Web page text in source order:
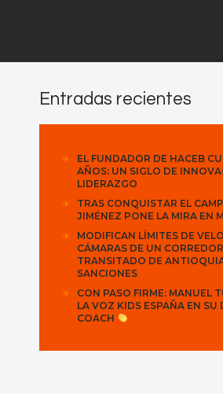
Entradas recientes
EL FUNDADOR DE HACEB
AÑOS: UN SIGLO DE
LIDERAZGO
TRAS CONQUISTAR EL
JIMÉNEZ PONE LA MIRA EN
MODIFICAN LÍMITES DE
CÁMARAS DE UN
TRANSITADO DE
SANCIONES
CON PASO FIRME: MANUEL
LA VOZ KIDS ESPAÑA EN SU
COACH